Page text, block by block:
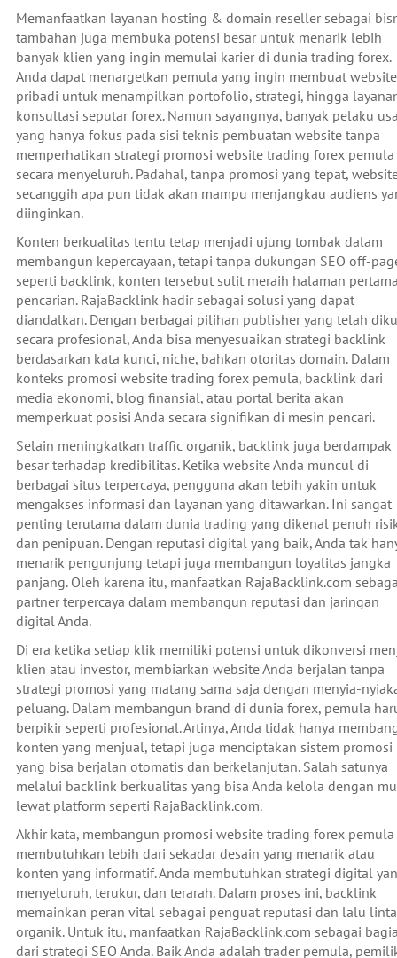
Memanfaatkan layanan hosting & domain reseller sebagai
tambahan juga membuka potensi besar untuk menarik lebih
banyak klien yang ingin memulai karier di dunia trading forex.
Anda dapat menargetkan pemula yang ingin membuat website
pribadi untuk menampilkan portofolio, strategi, hingga
konsultasi seputar forex. Namun sayangnya, banyak pelaku
yang hanya fokus pada sisi teknis pembuatan website tanpa
memperhatikan strategi promosi website trading forex pemula
secara menyeluruh. Padahal, tanpa promosi yang tepat,
secanggih apa pun tidak akan mampu menjangkau audiens
diinginkan.
Konten berkualitas tentu tetap menjadi ujung tombak dalam
membangun kepercayaan, tetapi tanpa dukungan SEO off-
seperti backlink, konten tersebut sulit meraih halaman
pencarian. RajaBacklink hadir sebagai solusi yang dapat
diandalkan. Dengan berbagai pilihan publisher yang telah
secara profesional, Anda bisa menyesuaikan strategi backlink
berdasarkan kata kunci, niche, bahkan otoritas domain. Dalam
konteks promosi website trading forex pemula, backlink dari
media ekonomi, blog finansial, atau portal berita akan
memperkuat posisi Anda secara signifikan di mesin pencari.
Selain meningkatkan traffic organik, backlink juga berdampak
besar terhadap kredibilitas. Ketika website Anda muncul di
berbagai situs terpercaya, pengguna akan lebih yakin untuk
mengakses informasi dan layanan yang ditawarkan. Ini sangat
penting terutama dalam dunia trading yang dikenal penuh
dan penipuan. Dengan reputasi digital yang baik, Anda tak
menarik pengunjung tetapi juga membangun loyalitas jangka
panjang. Oleh karena itu, manfaatkan RajaBacklink.com
partner terpercaya dalam membangun reputasi dan jaringan
digital Anda.
Di era ketika setiap klik memiliki potensi untuk dikonversi
klien atau investor, membiarkan website Anda berjalan tanpa
strategi promosi yang matang sama saja dengan menyia-
peluang. Dalam membangun brand di dunia forex, pemula
berpikir seperti profesional. Artinya, Anda tidak hanya
konten yang menjual, tetapi juga menciptakan sistem promosi
yang bisa berjalan otomatis dan berkelanjutan. Salah satunya
melalui backlink berkualitas yang bisa Anda kelola dengan
lewat platform seperti RajaBacklink.com.
Akhir kata, membangun promosi website trading forex pemula
membutuhkan lebih dari sekadar desain yang menarik atau
konten yang informatif. Anda membutuhkan strategi digital
menyeluruh, terukur, dan terarah. Dalam proses ini, backlink
memainkan peran vital sebagai penguat reputasi dan lalu
organik. Untuk itu, manfaatkan RajaBacklink.com sebagai
dari strategi SEO Anda. Baik Anda adalah trader pemula,